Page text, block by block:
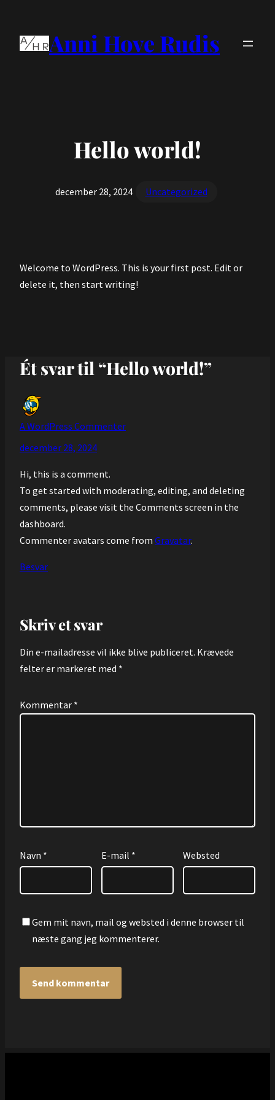
indhold
Anni Hove Rudis
Hello world!
december 28, 2024 Uncategorized
Welcome to WordPress. This is your first post. Edit or
delete it, then start writing!
Ét svar til “Hello world!”
A WordPress Commenter
december 28, 2024
Hi, this is a comment.
To get started with moderating, editing, and deleting
comments, please visit the Comments screen in the
dashboard.
Commenter avatars come from Gravatar.
Besvar
Skriv et svar
Din e-mailadresse vil ikke blive publiceret. Krævede
felter er markeret med *
Kommentar *
Navn * E-mail * Websted
Gem mit navn, mail og websted i denne browser til
næste gang jeg kommenterer.